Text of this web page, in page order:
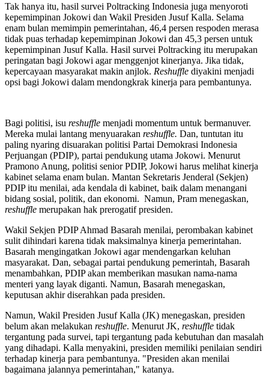
Tak hanya itu, hasil survei Poltracking Indonesia juga menyoroti
kepemimpinan Jokowi dan Wakil Presiden Jusuf Kalla. Selama
enam bulan memimpin pemerintahan, 46,4 persen respoden merasa
tidak puas terhadap kepemimpinan Jokowi dan 45,3 persen untuk
kepemimpinan Jusuf Kalla. Hasil survei Poltracking itu merupakan
peringatan bagi Jokowi agar menggenjot kinerjanya. Jika tidak,
kepercayaan masyarakat makin anjlok. Reshuffle diyakini menjadi
opsi bagi Jokowi dalam mendongkrak kinerja para pembantunya.
Bagi politisi, isu reshuffle menjadi momentum untuk bermanuver.
Mereka mulai lantang menyuarakan reshuffle. Dan, tuntutan itu
paling nyaring disuarakan politisi Partai Demokrasi Indonesia
Perjuangan (PDIP), partai pendukung utama Jokowi. Menurut
Pramono Anung, politisi senior PDIP, Jokowi harus melihat kinerja
kabinet selama enam bulan. Mantan Sekretaris Jenderal (Sekjen)
PDIP itu menilai, ada kendala di kabinet, baik dalam menangani
bidang sosial, politik, dan ekonomi. Namun, Pram menegaskan,
reshuffle merupakan hak prerogatif presiden.
Wakil Sekjen PDIP Ahmad Basarah menilai, perombakan kabinet
sulit dihindari karena tidak maksimalnya kinerja pemerintahan.
Basarah mengingatkan Jokowi agar mendengarkan keluhan
masyarakat. Dan, sebagai partai pendukung pemerintah, Basarah
menambahkan, PDIP akan memberikan masukan nama-nama
menteri yang layak diganti. Namun, Basarah menegaskan,
keputusan akhir diserahkan pada presiden.
Namun, Wakil Presiden Jusuf Kalla (JK) menegaskan, presiden
belum akan melakukan reshuffle. Menurut JK, reshuffle tidak
tergantung pada survei, tapi tergantung pada kebutuhan dan masalah
yang dihadapi. Kalla menyakini, presiden memiliki penilaian sendiri
terhadap kinerja para pembantunya. "Presiden akan menilai
bagaimana jalannya pemerintahan," katanya.